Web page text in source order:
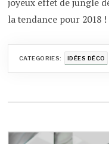
la tendance pour 2018 !
CATEGORIES: IDÉES DÉCO